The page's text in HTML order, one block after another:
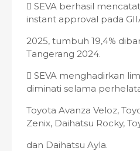
 SEVA berhasil
instant approval pada
2025, tumbuh 19,4%
Tangerang 2024.
 SEVA menghadirkan
diminati selama
Toyota Avanza Veloz,
Zenix, Daihatsu Rocky,
dan Daihatsu Ayla.